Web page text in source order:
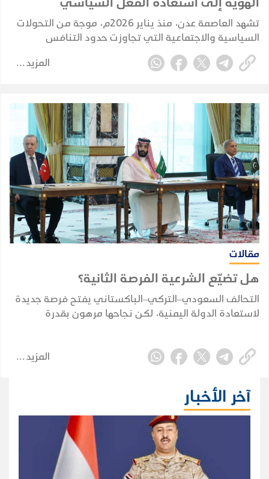
تشهد العاصمة عدن، منذ يناير 2026م، موجة من التحولات
السياسية والاجتماعية التي تجاوزت حدود التنافس
السياسي التقليدي، لتلامس طبيعة المجتمع العدني ذاته،
وتعيد طرح أسئلة مؤجلة حول هوية المدينة وخصوصيتها
المزيد
مقالات
هل تضيّع الشرعية الفرصة الثانية؟
التحالف السعودي–التركي–الباكستاني يفتح فرصة جديدة
لاستعادة الدولة اليمنية، لكن نجاحها مرهون بقدرة
المزيد
آخر الأخبار